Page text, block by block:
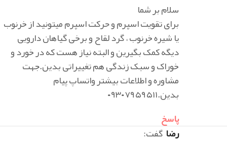
سلام بر شما
برای تقویت اسپرم و حرکت اسپرم میتونید از خرنوب
یا شیره خرنوب ، گرد لقاح و برخی گیاهان دارویی
دیگه کمک بگیرین و البته نیاز هست که در خورد و
خوراک و سبک زندگی هم تغییراتی بدین.جهت
مشاوره و اطلاعات بیشتر واتساپ پیام
بدین.۰۹۳۰۷۹۵۹۵۱۱
پاسخ
رضا گفت: